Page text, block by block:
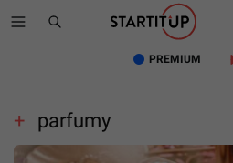
PREMIUM
parfumy